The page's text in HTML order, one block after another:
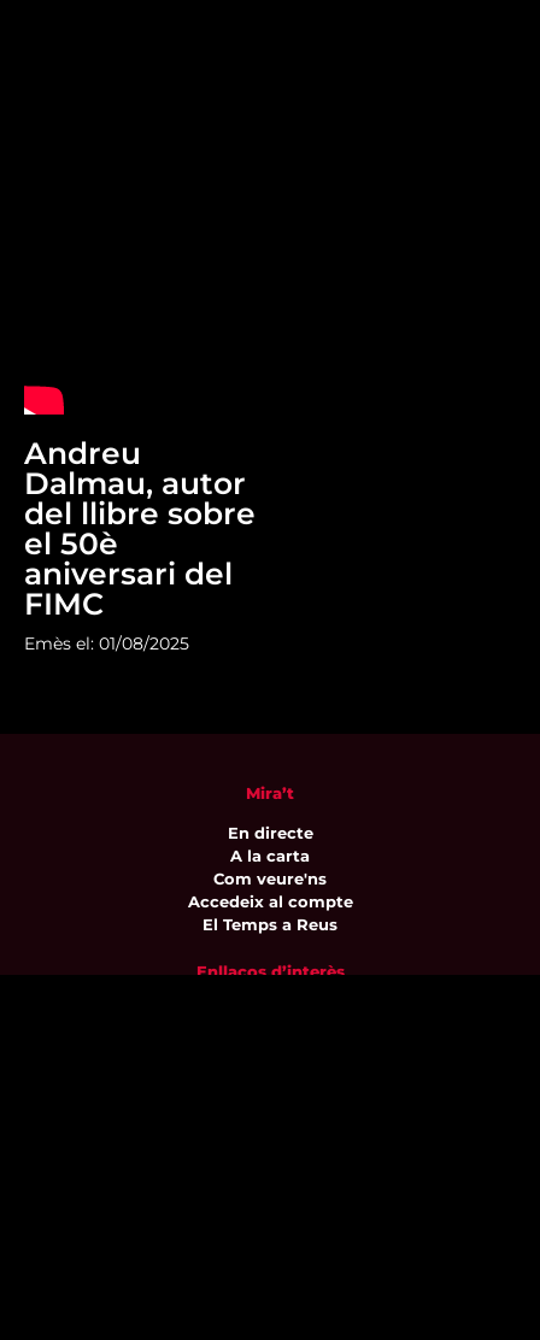
Andreu
Dalmau, autor
del llibre sobre
el 50è
aniversari del
FIMC
Emès el: 01/08/2025
Mira’t
En directe
A la carta
Com veure'ns
Accedeix al compte
El Temps a Reus
Enllaços d’interès